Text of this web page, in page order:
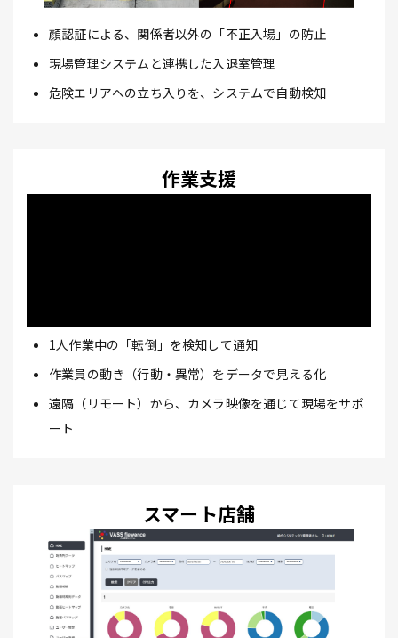
顔認証による、関係者以外の「不正入場」の防止
現場管理システムと連携した入退室管理
危険エリアへの立ち入りを、システムで自動検知
作業支援
1人作業中の「転倒」を検知して通知
作業員の動き（行動・異常）をデータで見える化
遠隔（リモート）から、カメラ映像を通じて現場をサポ
ート
スマート店舗